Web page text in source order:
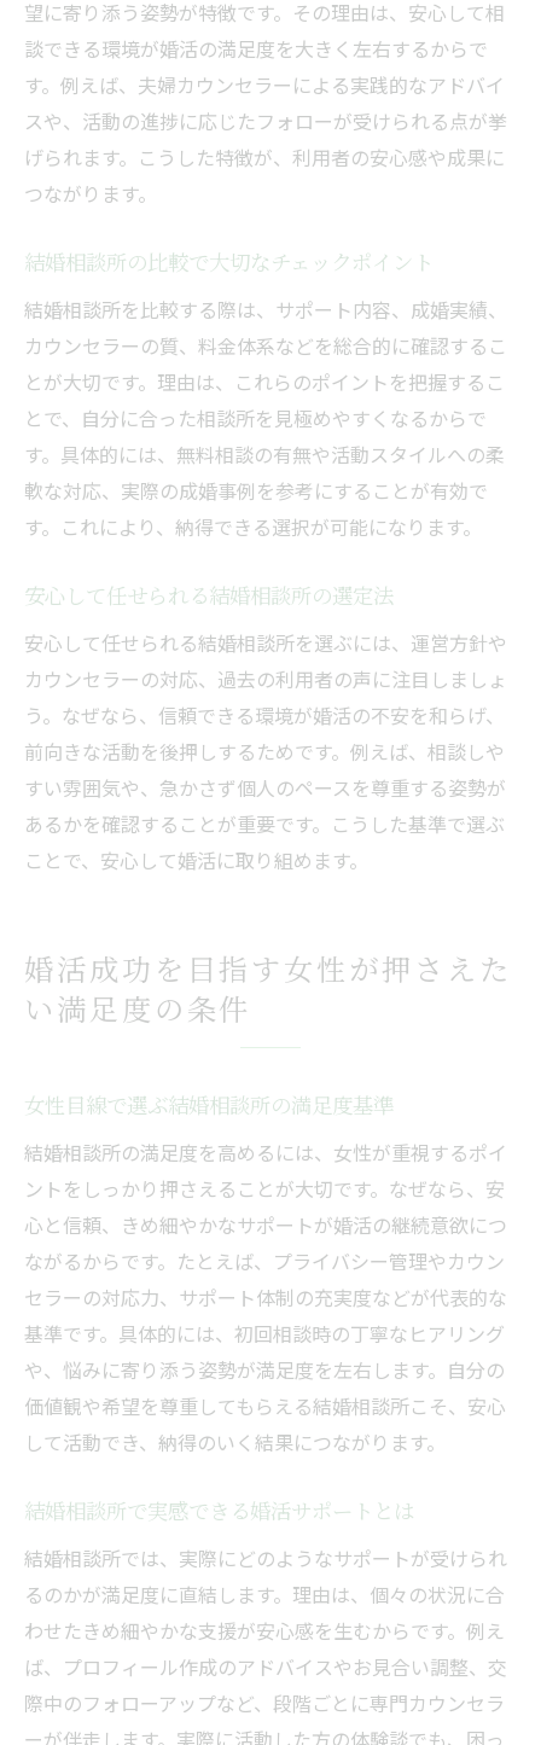
望に寄り添う姿勢が特徴です。その理由は、安心して相
談できる環境が婚活の満足度を大きく左右するからで
す。例えば、夫婦カウンセラーによる実践的なアドバイ
スや、活動の進捗に応じたフォローが受けられる点が挙
げられます。こうした特徴が、利用者の安心感や成果に
つながります。
結婚相談所の比較で大切なチェックポイント
結婚相談所を比較する際は、サポート内容、成婚実績、
カウンセラーの質、料金体系などを総合的に確認するこ
とが大切です。理由は、これらのポイントを把握するこ
とで、自分に合った相談所を見極めやすくなるからで
す。具体的には、無料相談の有無や活動スタイルへの柔
軟な対応、実際の成婚事例を参考にすることが有効で
す。これにより、納得できる選択が可能になります。
安心して任せられる結婚相談所の選定法
安心して任せられる結婚相談所を選ぶには、運営方針や
カウンセラーの対応、過去の利用者の声に注目しましょ
う。なぜなら、信頼できる環境が婚活の不安を和らげ、
前向きな活動を後押しするためです。例えば、相談しや
すい雰囲気や、急かさず個人のペースを尊重する姿勢が
あるかを確認することが重要です。こうした基準で選ぶ
ことで、安心して婚活に取り組めます。
婚活成功を目指す女性が押さえた
い満足度の条件
女性目線で選ぶ結婚相談所の満足度基準
結婚相談所の満足度を高めるには、女性が重視するポイ
ントをしっかり押さえることが大切です。なぜなら、安
心と信頼、きめ細やかなサポートが婚活の継続意欲につ
ながるからです。たとえば、プライバシー管理やカウン
セラーの対応力、サポート体制の充実度などが代表的な
基準です。具体的には、初回相談時の丁寧なヒアリング
や、悩みに寄り添う姿勢が満足度を左右します。自分の
価値観や希望を尊重してもらえる結婚相談所こそ、安心
して活動でき、納得のいく結果につながります。
結婚相談所で実感できる婚活サポートとは
結婚相談所では、実際にどのようなサポートが受けられ
るのかが満足度に直結します。理由は、個々の状況に合
わせたきめ細やかな支援が安心感を生むからです。例え
ば、プロフィール作成のアドバイスやお見合い調整、交
際中のフォローアップなど、段階ごとに専門カウンセラ
ーが伴走します。実際に活動した方の体験談でも、困っ